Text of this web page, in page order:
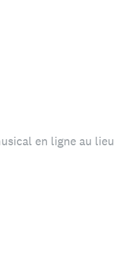
en ligne au lieu